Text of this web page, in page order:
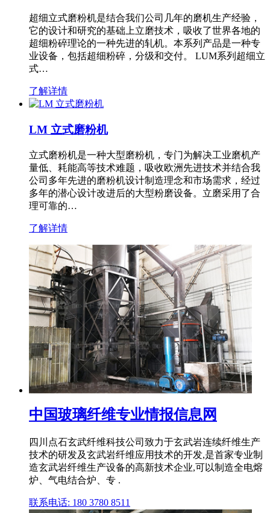
超细立式磨粉机是结合我们公司几年的磨机生产经验，
它的设计和研究的基础上立磨技术，吸收了世界各地的
超细粉碎理论的一种先进的轧机。本系列产品是一种专
业设备，包括超细粉碎，分级和交付。 LUM系列超细立
式…
了解详情
LM 立式磨粉机
立式磨粉机是一种大型磨粉机，专门为解决工业磨机产
量低、耗能高等技术难题，吸收欧洲先进技术并结合我
公司多年先进的磨粉机设计制造理念和市场需求，经过
多年的潜心设计改进后的大型粉磨设备。立磨采用了合
理可靠的…
了解详情
中国玻璃纤维专业情报信息网
四川点石玄武纤维科技公司致力于玄武岩连续纤维生产
技术的研发及玄武岩纤维应用技术的开发,是首家专业制
造玄武岩纤维生产设备的高新技术企业,可以制造全电熔
炉、气电结合炉、专 .
联系电话: 180 3780 8511